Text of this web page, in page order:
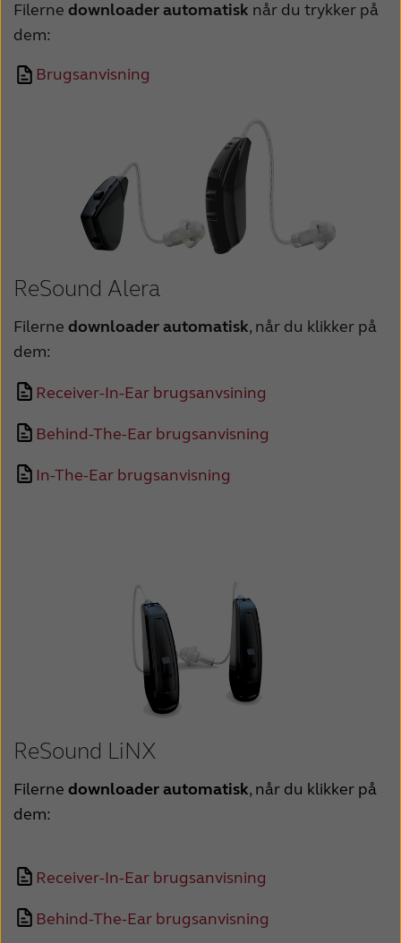
France India
Netherlands
New Zealand Norge
Schweiz
Suomi Sverige
United States Österreich
Filerne downloader automatisk når du trykker på
dem:
Brugsanvisning
ReSound Alera
Filerne downloader automatisk, når du klikker på
dem:
Receiver-In-Ear brugsanvsining
Behind-The-Ear brugsanvisning
In-The-Ear brugsanvisning
ReSound LiNX
Filerne downloader automatisk, når du klikker på
dem:
Receiver-In-Ear brugsanvisning
Behind-The-Ear brugsanvisning